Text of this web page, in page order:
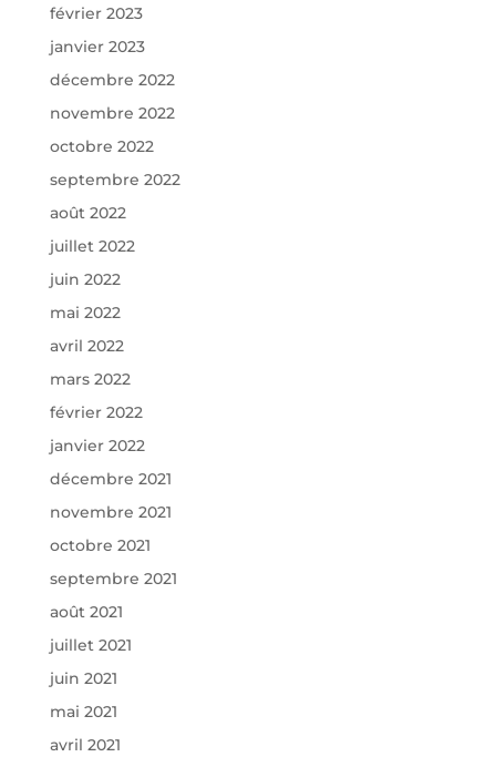
février 2023
janvier 2023
décembre 2022
novembre 2022
octobre 2022
septembre 2022
août 2022
juillet 2022
juin 2022
mai 2022
avril 2022
mars 2022
février 2022
janvier 2022
décembre 2021
novembre 2021
octobre 2021
septembre 2021
août 2021
juillet 2021
juin 2021
mai 2021
avril 2021